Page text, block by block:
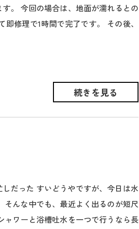
。 今回の場合は、地面が濡れるとの
修理で1時間で完了です。 その後、
続きを見る
だった すいどうやですが、今日は水
そんな中でも、最近よく出るのが短尺
ャワーと浴槽吐水を一つで行うなら長